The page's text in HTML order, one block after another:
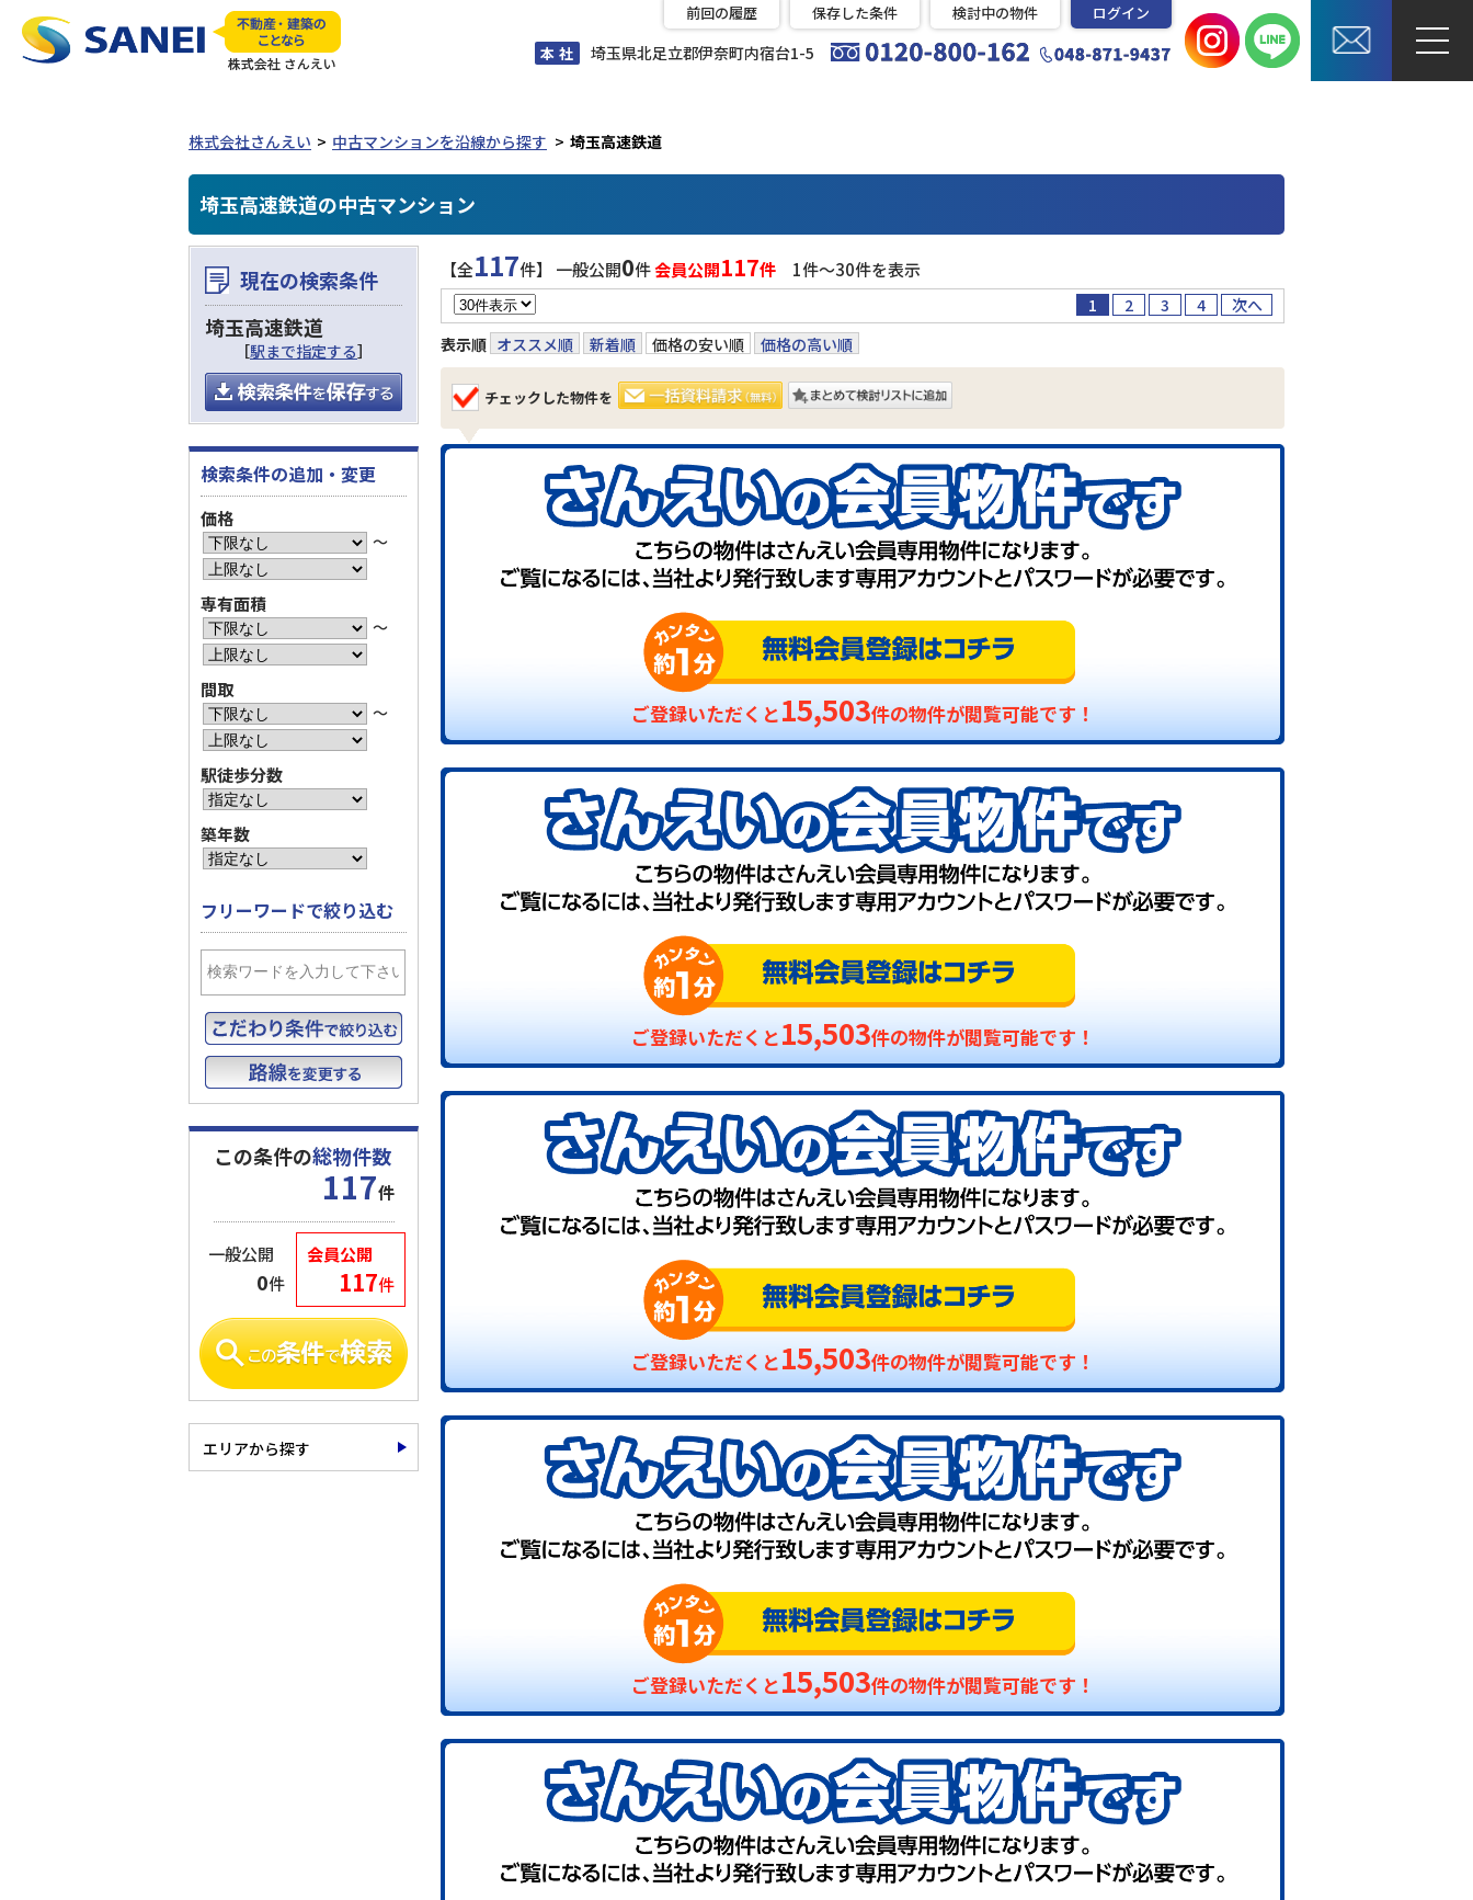
本 社 埼玉県北足立郡伊奈町内宿台1-5
前回の履歴 保存した条件 検討中の物件 ログイン
株式会社さんえい 中古マンションを沿線から探す 埼玉高速鉄道
埼玉高速鉄道の中古マンション
【全117件】 一般公開0件会員公開117件 1件〜30件を表示
1 2 3 4
次へ
表示順 オススメ順 新着順 価格の安い順 価格の高い順
チェックした物件を
ご登録いただくと15,503件の物件が閲覧可能です！
ご登録いただくと15,503件の物件が閲覧可能です！
ご登録いただくと15,503件の物件が閲覧可能です！
ご登録いただくと15,503件の物件が閲覧可能です！
現在の検索条件
埼玉高速鉄道
［駅まで指定する］
検索条件の追加・変更
価格
〜
専有面積
〜
間取
〜
駅徒歩分数
築年数
フリーワードで絞り込む
この条件の総物件数
117件
会員公開
117件
一般公開
0件
エリアから探す